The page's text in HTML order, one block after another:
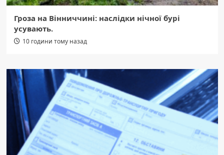
Гроза на Вінниччині: наслідки нічної бурі
усувають.
10 години тому назад